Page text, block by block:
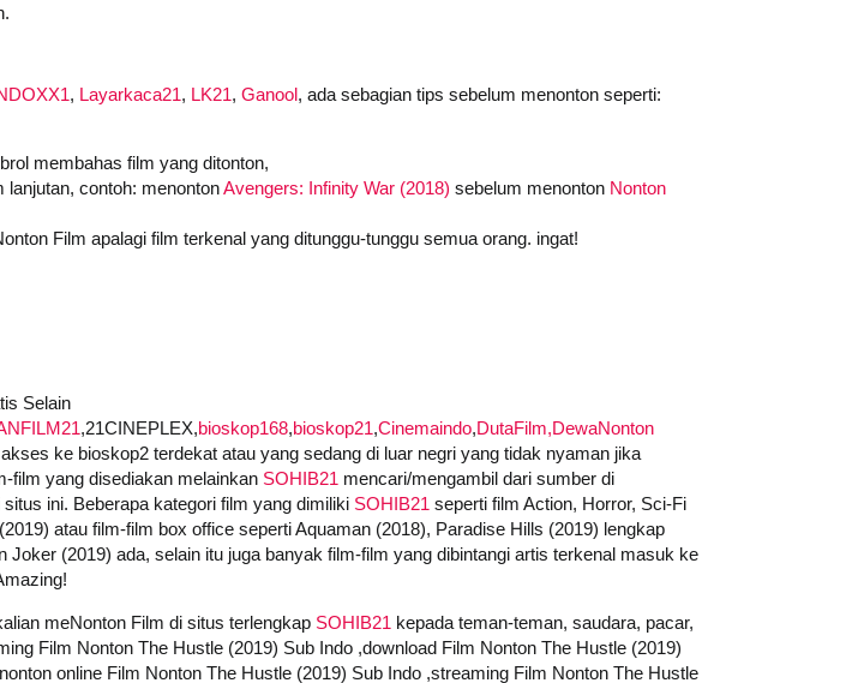
, Layarkaca21, LK21, Ganool, ada sebagian tips sebelum menonton seperti:
membahas film yang ditonton,
contoh: menontonAvengers: Infinity War (2018) sebelum menonton Nonton
Film apalagi film terkenal yang ditunggu-tunggu semua orang. ingat!
Selain
,21CINEPLEX,bioskop168,bioskop21,Cinemaindo,DutaFilm,DewaNonton
ke bioskop2 terdekat atau yang sedang di luar negri yang tidak nyaman jika
film yang disediakan melainkan SOHIB21 mencari/mengambil dari sumber di
ini. Beberapa kategori film yang dimiliki SOHIB21 seperti film Action, Horror, Sci-Fi
atau film-film box office seperti Aquaman (2018), Paradise Hills (2019) lengkap
(2019) ada, selain itu juga banyak film-film yang dibintangi artis terkenal masuk ke
meNonton Film di situs terlengkap SOHIB21 kepada teman-teman, saudara, pacar,
Film Nonton The Hustle (2019) Sub Indo ,download Film Nonton The Hustle (2019)
online Film Nonton The Hustle (2019) Sub Indo ,streaming Film Nonton The Hustle